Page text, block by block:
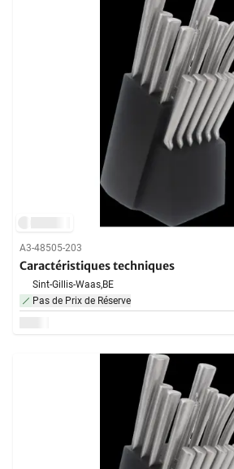
A3-48505-203
Caractéristiques techniques
Sint-Gillis-Waas,BE
Pas de Prix de Réserve